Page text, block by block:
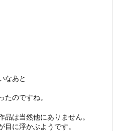
なあと
のですね。
は当然他にありません。
に浮かぶようです。